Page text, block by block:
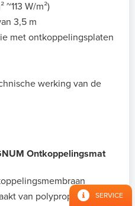
W/m²)
3,5 m
met ontkoppelingsplaten
werking van de
Ontkoppelingsmat
van polypropyleen
SERVICE